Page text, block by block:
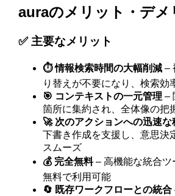
auraのメリット・デメ
✅ 主要なメリット
⏱️ 情報検索時間の大幅削減 –
り替えが不要になり、検索効
🎯 コンテキストの一元管理 –
箇所に集約され、全体像の把
🚀 次のアクションへの迅速な
下書き作成を支援し、意思決
スムーズ
💰 完全無料– 高機能な統合ツ
無料で利用可能
🔄 既存ワークフローとの統合